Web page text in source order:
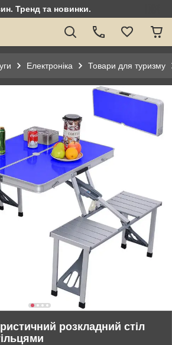
Тренд та новинки.
Електроніка Товари для туризму
розкладний стіл